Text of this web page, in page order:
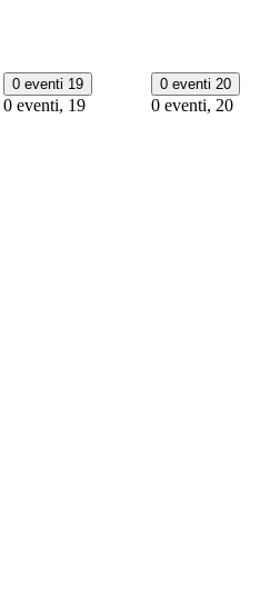
0 eventi 19
0 eventi, 19
0 eventi 20
0 eventi, 20